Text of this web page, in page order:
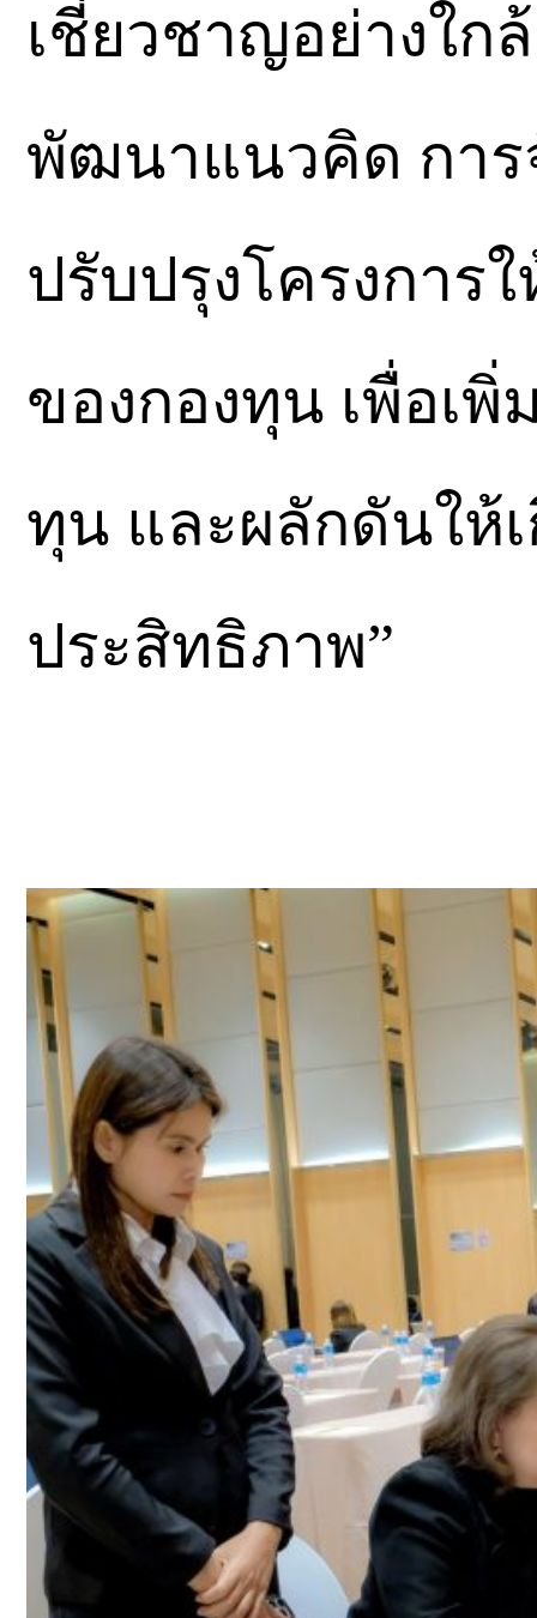
เชี่ยวชาญอย่างใ
พัฒนาแนวคิด การ
ปรับปรุงโครงการ
ของกองทุน เพื่อเ
ทุน และผลักดันให้
ประสิทธิภาพ”